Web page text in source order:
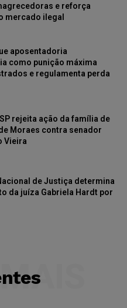
e reforça
mercado ilegal
aposentadoria
como punição máxima
e regulamenta perda
rejeita ação da família de
Moraes contra senador
Vieira
de Justiça determina
da juíza Gabriela Hardt por